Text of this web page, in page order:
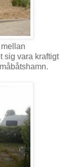
sig vara kraftigt